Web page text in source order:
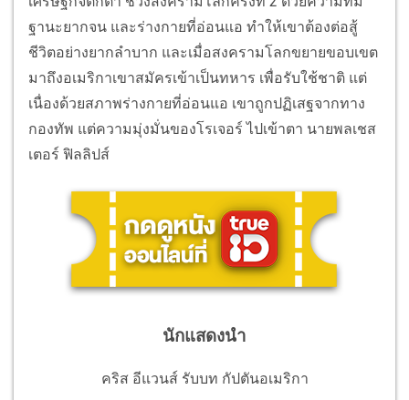
ฐานะยากจน และร่างกายที่อ่อนแอ ทำให้เขาต้องต่อสู้
ชีวิตอย่างยากลำบาก และเมื่อสงครามโลกขยายขอบเขต
มาถึงอเมริกาเขาสมัครเข้าเป็นทหาร เพื่อรับใช้ชาติ แต่
เนื่องด้วยสภาพร่างกายที่อ่อนแอ เขาถูกปฏิเสฐจากทาง
กองทัพ แต่ความมุ่งมั่นของโรเจอร์ ไปเข้าตา นายพลเชส
เตอร์ ฟิลลิปส์
นักแสดงนำ
คริส อีแวนส์ รับบท กัปตันอเมริกา